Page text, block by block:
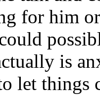
for him
is
let things